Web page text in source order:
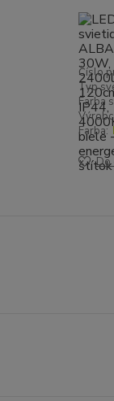
Číslo
Typ
Farba
Farba:
Do